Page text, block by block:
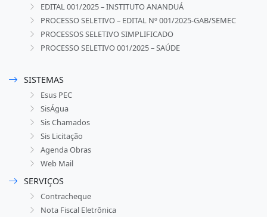
EDITAL 001/2025 – INSTITUTO ANANDUÁ
PROCESSO SELETIVO – EDITAL Nº 001/2025-GAB/SEMEC
PROCESSOS SELETIVO SIMPLIFICADO
PROCESSO SELETIVO 001/2025 – SAÚDE
SISTEMAS
Esus PEC
SisÁgua
Sis Chamados
Sis Licitação
Agenda Obras
Web Mail
SERVIÇOS
Contracheque
Nota Fiscal Eletrônica